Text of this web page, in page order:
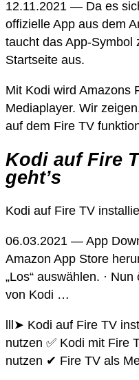
12.11.2021 — Da es
offizielle App aus dem
taucht das App-Symbol
Startseite aus.
Mit Kodi wird Amazons
Mediaplayer. Wir
auf dem Fire TV
Kodi auf Fire
geht’s
Kodi auf Fire TV
06.03.2021 — App
Amazon App Store
„Los“ auswählen. ·
von Kodi …
lll➤ Kodi auf Fire TV
nutzen ✅ Kodi mit Fire
nutzen ✔ Fire TV als